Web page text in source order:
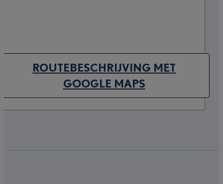
ROUTEBESCHRIJVING MET
GOOGLE MAPS(OPENS IN NEW TAB)